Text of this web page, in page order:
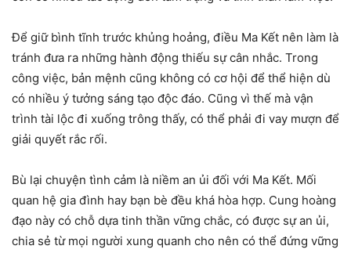
Để giữ bình tĩnh trước khủng hoảng, điều Ma Kết nên làm là
tránh đưa ra những hành động thiếu sự cân nhắc. Trong
công việc, bản mệnh cũng không có cơ hội để thể hiện dù
có nhiều ý tưởng sáng tạo độc đáo. Cũng vì thế mà vận
trình tài lộc đi xuống trông thấy, có thể phải đi vay mượn để
giải quyết rắc rối.
Bù lại chuyện tình cảm là niềm an ủi đối với Ma Kết. Mối
quan hệ gia đình hay bạn bè đều khá hòa hợp. Cung hoàng
đạo này có chỗ dựa tinh thần vững chắc, có được sự an ủi,
chia sẻ từ mọi người xung quanh cho nên có thể đứng vững